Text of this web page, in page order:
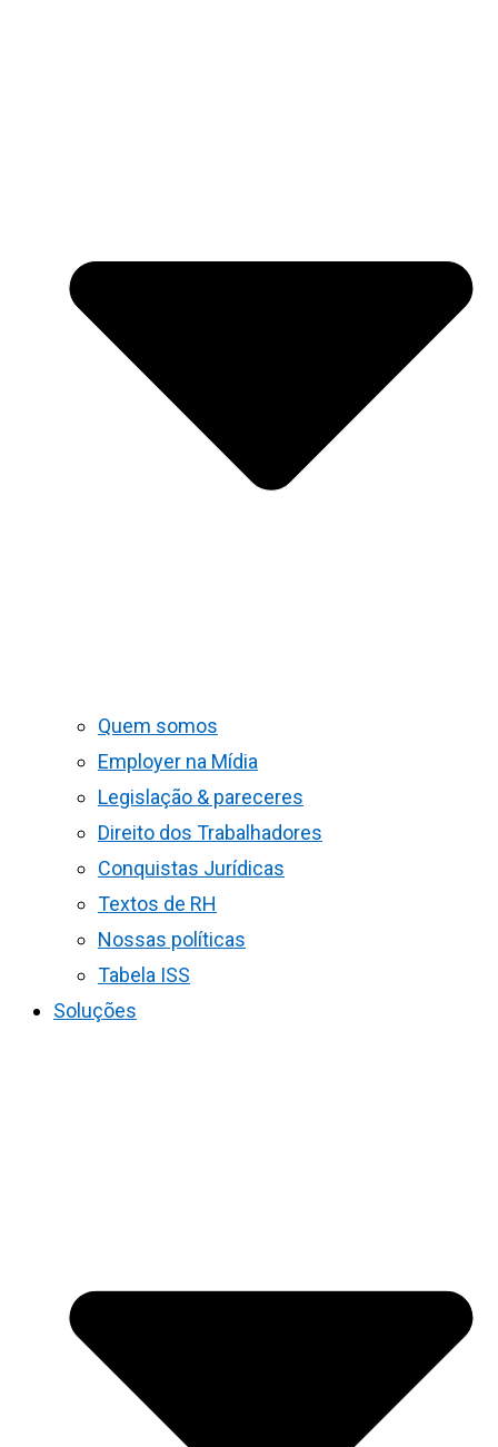
Quem somos
Employer na Mídia
Legislação & pareceres
Direito dos Trabalhadores
Conquistas Jurídicas
Textos de RH
Nossas políticas
Tabela ISS
Soluções